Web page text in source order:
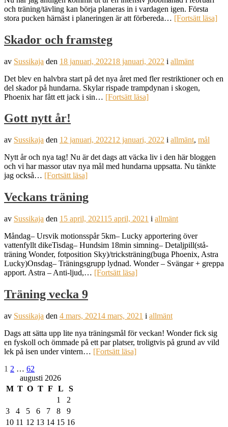
och träning/tävling kan börja planeras in i vardagen igen. Första
stora pucken härnäst i planeringen är att förbereda… [Fortsätt läsa]
Skador och framsteg
av Sussikaja den 18 januari, 202218 januari, 2022 i allmänt
Det blev en halvbra start på det nya året med fler restriktioner och en
del skador på hundarna. Skylar rispade trampdynan i skogen,
Phoenix har fått ett jack i sin… [Fortsätt läsa]
Gott nytt år!
av Sussikaja den 12 januari, 202212 januari, 2022 i allmänt, mål
Nytt år och nya tag! Nu är det dags att väcka liv i den här bloggen
och vi har massor utav nya mål med hundarna uppsatta. Nu tänkte
jag också… [Fortsätt läsa]
Veckans träning
av Sussikaja den 15 april, 202115 april, 2021 i allmänt
Måndag– Ursvik motionsspår 5km– Lucky apportering över
vattenfyllt dikeTisdag– Hundsim 18min simning– Detaljpill(stå-
träning Wonder, fotposition Sky)/tricksträning(buga Phoenix, Astra
Lucky)Onsdag– Träningsgrupp lydnad. Wonder – Svängar + greppa
apport. Astra – Anti-ljud,… [Fortsätt läsa]
Träning vecka 9
av Sussikaja den 4 mars, 20214 mars, 2021 i allmänt
Dags att sätta upp lite nya träningsmål för veckan! Wonder fick sig
en fyskoll och ömmade på ett par platser, troligtvis på grund av vild
lek på isen under vintern… [Fortsätt läsa]
Inläggsnavigering
Sida
1 Sida
2 … Sida
62
augusti 2026
M T O T F L
S
1
2
3
4 5 6 7 8
9
10 11 12 13 14 15 16